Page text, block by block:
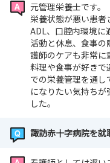
元管理栄養士です。
栄養状態が悪い患者
ADL、口腔内環境に
活動と休息、食事
護師のケアも非常に
料理や食事が好き
での栄養管理を通し
になりたい気持ち
した。
諏訪赤十字病院を就